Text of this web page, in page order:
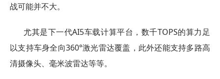
战可能并不大。
尤其是下一代AI5车载计算平台，数千TOPS的算力足
以支持车身全向360°激光雷达覆盖，此外还能支持多路高
清摄像头、毫米波雷达等等。